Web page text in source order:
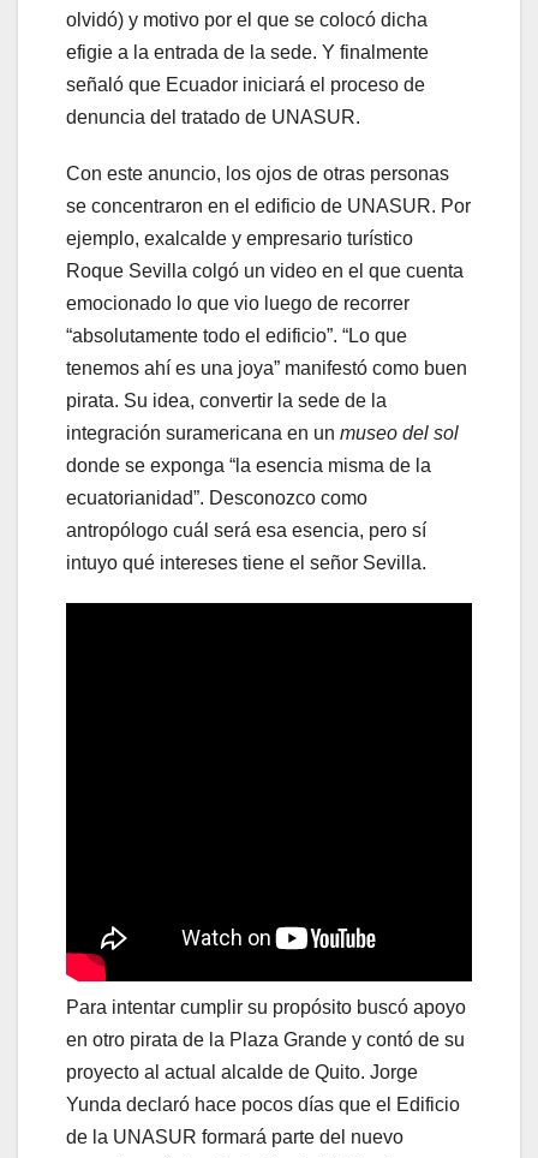
olvidó) y motivo por el que se colocó dicha
efigie a la entrada de la sede. Y finalmente
señaló que Ecuador iniciará el proceso de
denuncia del tratado de UNASUR.
Con este anuncio, los ojos de otras personas
se concentraron en el edificio de UNASUR. Por
ejemplo, exalcalde y empresario turístico
Roque Sevilla colgó un video en el que cuenta
emocionado lo que vio luego de recorrer
“absolutamente todo el edificio”. “Lo que
tenemos ahí es una joya” manifestó como buen
pirata. Su idea, convertir la sede de la
integración suramericana en un museo del sol
donde se exponga “la esencia misma de la
ecuatorianidad”. Desconozco como
antropólogo cuál será esa esencia, pero sí
intuyo qué intereses tiene el señor Sevilla.
Para intentar cumplir su propósito buscó apoyo
en otro pirata de la Plaza Grande y contó de su
proyecto al actual alcalde de Quito. Jorge
Yunda declaró hace pocos días que el Edificio
de la UNASUR formará parte del nuevo